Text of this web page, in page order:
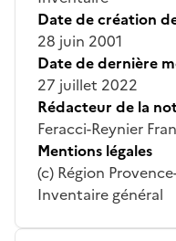
Date de création
28 juin 2001
Date de dernière
27 juillet 2022
Rédacteur de la
Feracci-Reynier
Mentions légales
(c) Région
Inventaire général